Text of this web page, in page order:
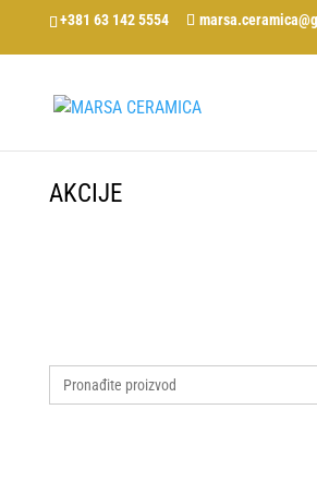
+381 63 142 5554
AKCIJE
Search
for: